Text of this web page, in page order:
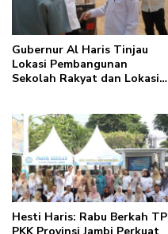
Gubernur Al Haris Tinjau
Lokasi Pembangunan
Sekolah Rakyat dan Lokasi
Hesti Haris: Rabu Berkah TP
PKK Provinsi Jambi Perkuat